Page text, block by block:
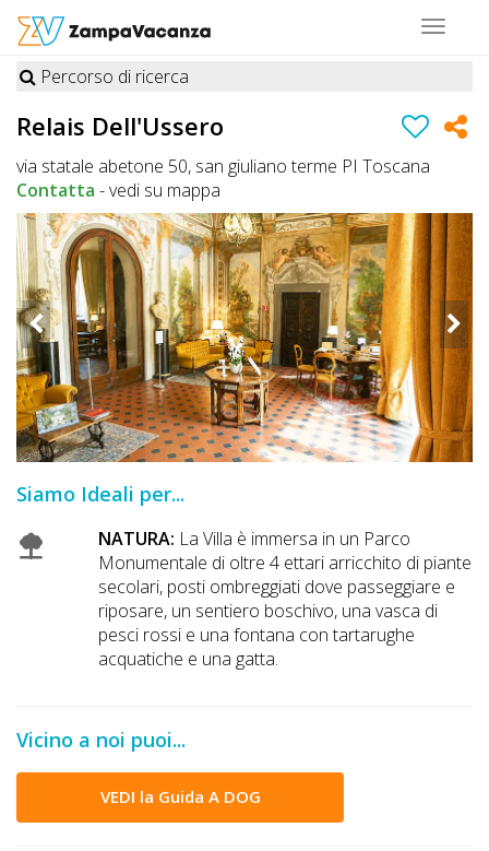
Toggle
STRUTTURE
DOG
LUOGHI
A
DOG
OFFERTE
A
DOG
INFO
DOG
CODICE
SCONTO
Percorso di ricerca
Relais Dell'Ussero
via statale abetone 50, san giuliano terme PI Toscana
Contatta -vedi su mappa
Siamo Ideali per...
NATURA: La Villa è immersa in un Parco
Monumentale di oltre 4 ettari arricchito di piante
secolari, posti ombreggiati dove passeggiare e
riposare, un sentiero boschivo, una vasca di
pesci rossi e una fontana con tartarughe
acquatiche e una gatta.
Vicino a noi puoi...
VEDI la Guida A DOG